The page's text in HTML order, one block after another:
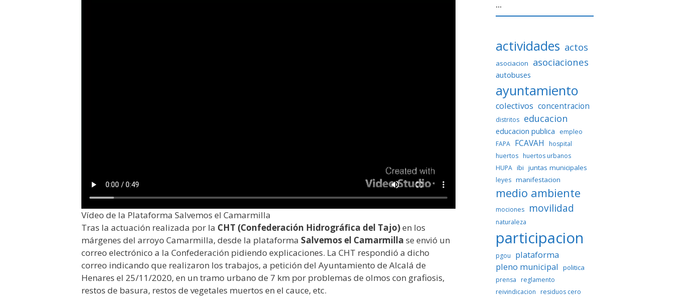
Vídeo de la Plataforma Salvemos el Camarmilla
Tras la actuación realizada por la CHT (Confederación Hidrográfica del Tajo)en los
márgenes del arroyo Camarmilla, desde la plataforma Salvemos el Camarmilla se envió un
correo electrónico a la Confederación pidiendo explicaciones. La CHT respondió a dicho
correo indicando que realizaron los trabajos, a petición del Ayuntamiento de Alcalá de
Henares el 25/11/2020, en un tramo urbano de 7 km por problemas de olmos con grafiosis,
restos de basura, restos de vegetales muertos en el cauce, etc.
...
actividades actos
asociacion asociaciones
autobuses
ayuntamiento
colectivos concentracion
distritos educacion
educacion publica
empleo
FAPA FCAVAH
hospital
huertos huertos urbanos
HUPA ibi juntas municipales
leyes manifestacion
medio ambiente
mociones movilidad
naturaleza
participacion
pgou
plataforma
pleno municipal
politica
prensa
reglamento
reivindicacion
residuos cero